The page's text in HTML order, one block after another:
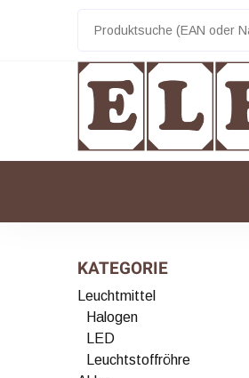
KATEGORIE
Leuchtmittel
Halogen
LED
Leuchtstoffröhre